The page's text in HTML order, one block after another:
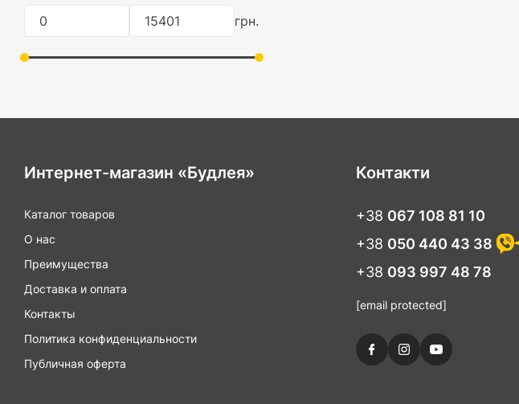
Деформационный шов
Белый
грн.
Интернет-магазин «Будлея»
Каталог товаров
О нас
Преимущества
Доставка и оплата
Контакты
Политика конфиденциальности
Публичная оферта
Контакти
+38 067 108 81 10
+38 050 440 43 38
+38 093 997 48 78
[email protected]